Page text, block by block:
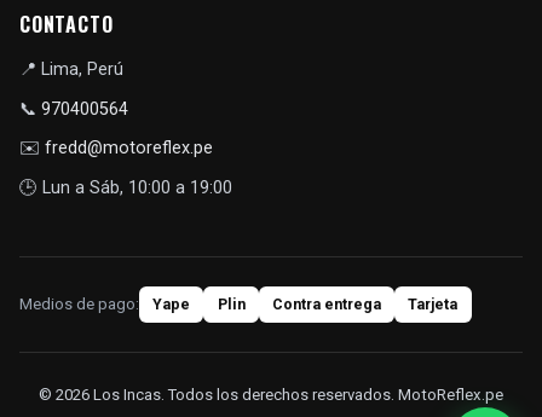
CONTACTO
📍 Lima, Perú
📞 970400564
✉️ fredd@motoreflex.pe
🕒 Lun a Sáb, 10:00 a 19:00
Medios de pago: Yape Plin Contra entrega Tarjeta
© 2026 Los Incas. Todos los derechos reservados. MotoReflex.pe